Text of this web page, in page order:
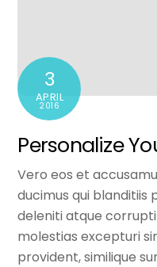
3
APRIL
2016
Personalize
Vero eos et
ducimus qui
deleniti atque
molestias excepturi
provident, similique